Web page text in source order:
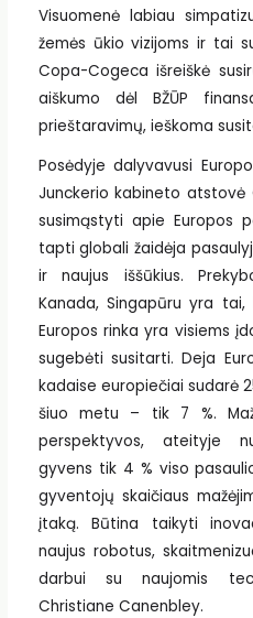
Visuomenė labiau
žemės ūkio vizijoms ir tai
Copa-Cogeca išreiškė
aiškumo dėl BŽŪP
prieštaravimų, ieškoma
Posėdyje dalyvavusi
Junckerio kabineto atstovė
susimąstyti apie Europos
tapti globali žaidėja
ir naujus iššūkius.
Kanada, Singapūru yra
Europos rinka yra visiems
sugebėti susitarti. Deja
kadaise europiečiai sudarė
šiuo metu – tik 7 %.
perspektyvos, ateityje
gyvens tik 4 % viso
gyventojų skaičiaus
įtaką. Būtina taikyti
naujus robotus,
darbui su naujomis
Christiane Canenbley.